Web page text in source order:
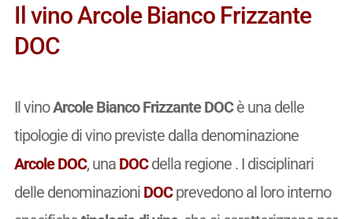
Il vino Arcole Bianco Frizzante
DOC
Il vinoArcole Bianco Frizzante DOCè una delle
tipologie di vino previste dalla denominazione
Arcole DOC, una DOCdella regione . I disciplinari
delle denominazioni DOCprevedono al loro interno